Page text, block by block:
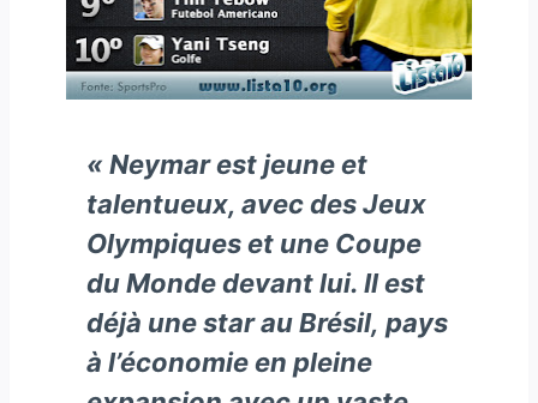
« Neymar est jeune et
talentueux, avec des Jeux
Olympiques et une Coupe
du Monde devant lui. Il est
déjà une star au Brésil, pays
à l’économie en pleine